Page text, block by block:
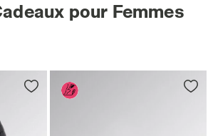
pour Femmes